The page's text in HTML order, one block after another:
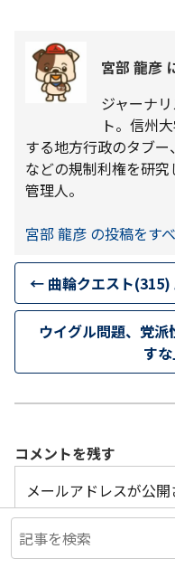
宮部 龍彦
ジャーナ
ト。信州
する地方行政のタブ
などの規制利権を研究
管理人。
宮部 龍彦 の投稿をす
← 曲輪クエスト
ウイグル問題、党
す
コメントを残す
メールアドレスが公開
付いている欄は必須項
コメント*